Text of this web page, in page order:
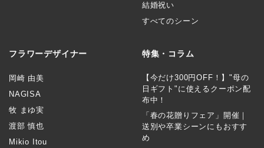
結婚祝い
すべてのシーン
フラワーデザイナー
岡崎 由美
NAGISA
牧 まゆ実
渡部 慎也
Mikio Itou
特集・コラム
【今だけ300円OFF！】"母の
日ギフト"に使えるクーポン配
布中！
「春の花贈りフェア」開催｜
送別や卒業シーンにもおすす
め